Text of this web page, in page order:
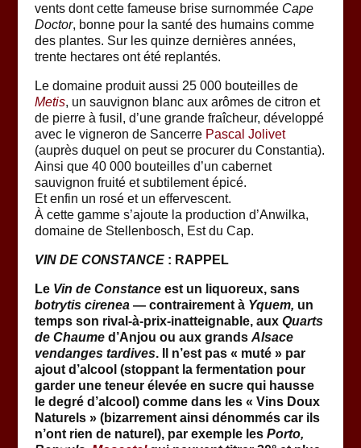
vents dont cette fameuse brise surnommée Cape
Doctor, bonne pour la santé des humains comme
des plantes. Sur les quinze dernières années,
trente hectares ont été replantés.
Le domaine produit aussi 25 000 bouteilles de
Metis, un sauvignon blanc aux arômes de citron et
de pierre à fusil, d’une grande fraîcheur, développé
avec le vigneron de Sancerre Pascal Jolivet
(auprès duquel on peut se procurer du Constantia).
Ainsi que 40 000 bouteilles d’un cabernet
sauvignon fruité et subtilement épicé.
Et enfin un rosé et un effervescent.
À cette gamme s’ajoute la production d’Anwilka,
domaine de Stellenbosch, Est du Cap.
VIN DE CONSTANCE: RAPPEL
Le Vin de Constanceest un liquoreux, sans
botrytis cirenea— contrairement à Yquem, un
temps son rival-à-prix-inatteignable, aux Quarts
de Chaumed’Anjou ou aux grands Alsace
vendanges tardives. Il n’est pas « muté » par
ajout d’alcool (stoppant la fermentation pour
garder une teneur élevée en sucre qui hausse
le degré d’alcool) comme dans les « Vins Doux
Naturels » (bizarrement ainsi dénommés car ils
n’ont rien de naturel), par exemple les Porto,